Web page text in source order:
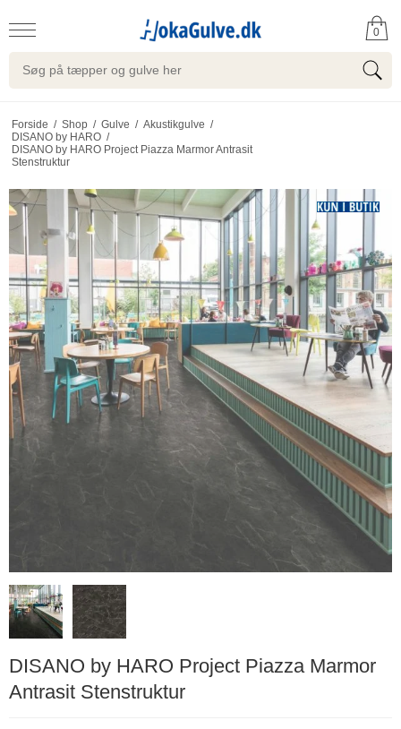
0
Forside / Shop / Gulve / Akustikgulve /
DISANO by HARO /
DISANO by HARO Project Piazza Marmor Antrasit
Stenstruktur
DISANO by HARO Project Piazza Marmor
Antrasit Stenstruktur